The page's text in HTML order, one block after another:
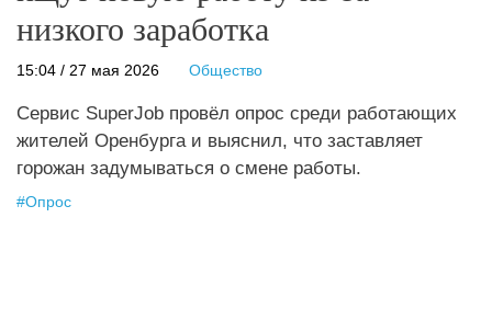
низкого заработка
15:04 / 27 мая 2026 Общество
Сервис SuperJob провёл опрос среди работающих
жителей Оренбурга и выяснил, что заставляет
горожан задумываться о смене работы.
#Опрос